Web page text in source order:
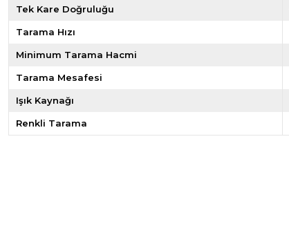
Tek Kare Doğruluğu
Tarama Hızı
Minimum Tarama Hacmi
Tarama Mesafesi
Işık Kaynağı
Renkli Tarama